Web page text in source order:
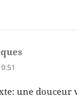
une douceur